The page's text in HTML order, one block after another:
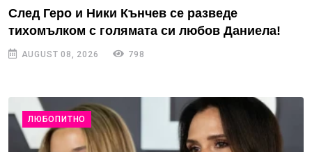
След Геро и Ники Кънчев се разведе
тихомълком с голямата си любов Даниела!
AUGUST 08, 2026 798
ЛЮБОПИТНО